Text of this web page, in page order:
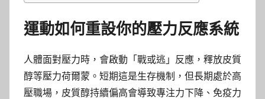
運動如何重設你的壓力反應系統
人體面對壓力時，會啟動「戰或逃」反應，釋放皮質
醇等壓力荷爾蒙。短期這是生存機制，但長期處於高
壓職場，皮質醇持續偏高會導致專注力下降、免疫力